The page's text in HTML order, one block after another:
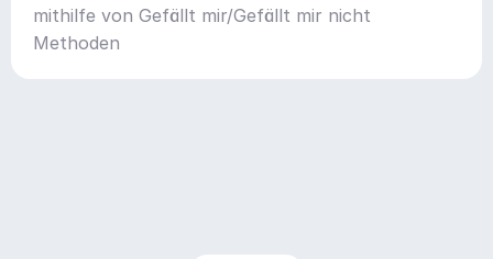
mithilfe von Gefällt mir/Gefällt mir nicht
Methoden